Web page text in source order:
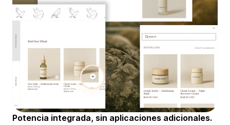
Potencia integrada, sin aplicaciones adicionales.